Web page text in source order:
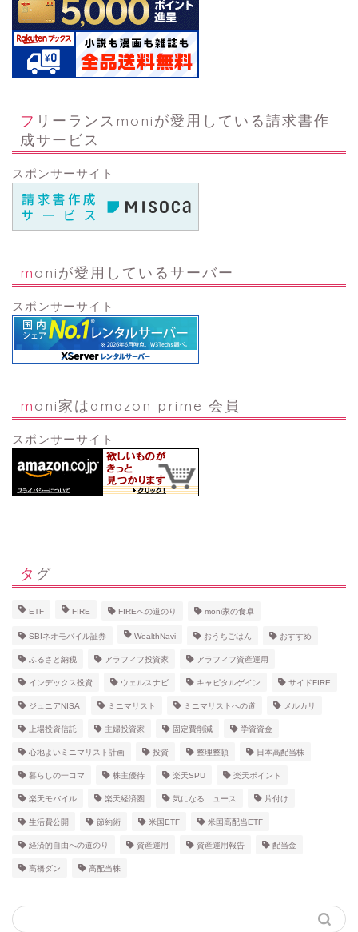
フリーランスmoniが愛用している請求書作
成サービス
スポンサーサイト
moniが愛用しているサーバー
スポンサーサイト
moni家はamazon prime 会員
スポンサーサイト
タグ
ETF FIRE FIREへの道のり moni家の食卓
SBIネオモバイル証券 WealthNavi おうちごはん おすすめ
ふるさと納税 アラフィフ投資家 アラフィフ資産運用
インデックス投資 ウェルスナビ キャピタルゲイン サイドFIRE
ジュニアNISA ミニマリスト ミニマリストへの道 メルカリ
上場投資信託 主婦投資家 固定費削減 学資資金
心地よいミニマリスト計画 投資 整理整頓 日本高配当株
暮らしの一コマ 株主優待 楽天SPU 楽天ポイント
楽天モバイル 楽天経済圏 気になるニュース 片付け
生活費公開 節約術 米国ETF 米国高配当ETF
経済的自由への道のり 資産運用 資産運用報告 配当金
高橋ダン 高配当株